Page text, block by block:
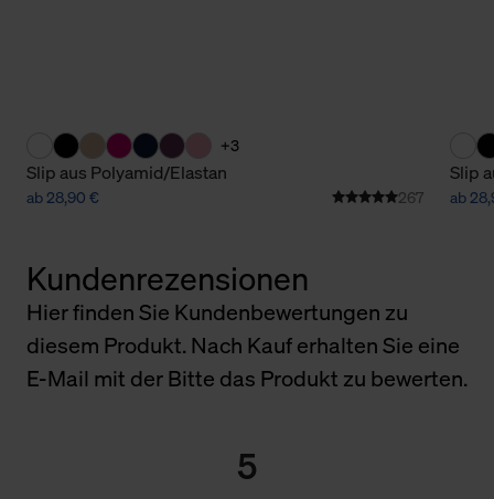
+3
Slip aus Polyamid/Elastan
ab 28,90 € 267
Slip
ab
Kundenrezensionen
Hier finden Sie Kundenbewertungen zu
diesem Produkt. Nach Kauf erhalten Sie eine
E-Mail mit der Bitte das Produkt zu bewerten.
5